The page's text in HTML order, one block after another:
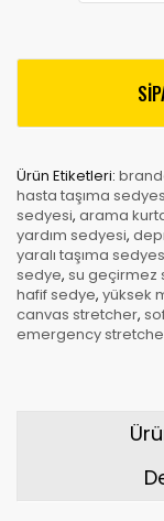
Ürün Etiketleri:
hasta taşıma
sedyesi, arama
yardım sedyesi,
yaralı taşıma
sedye, su geçirmez
hafif sedye, yüksek
canvas stretcher,
emergency